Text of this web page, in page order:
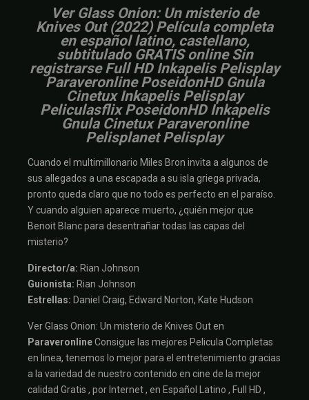
Ver Glass Onion: Un misterio de
Knives Out (2022) Película completa
en español latino, castellano,
subtitulado GRATIS online Sin
registrarse Full HD Inkapelis Pelisplay
Paraveronline PoseidonHD Gnula
Cinetux Inkapelis Pelisplay
Peliculasflix PoseidonHD Inkapelis
Gnula Cinetux Paraveronline
Pelisplanet Pelisplay
Cuando el multimillonario Miles Bron invita a algunos de
sus allegados a una escapada a su isla griega privada,
pronto queda claro que no todo es perfecto en el paraíso.
Y cuando alguien aparece muerto, ¿quién mejor que
Benoit Blanc para desentrañar todas las capas del
misterio?
Director/a: Rian Johnson
Guionista: Rian Johnson
Estrellas: Daniel Craig, Edward Norton, Kate Hudson
Ver Glass Onion: Un misterio de Knives Out en
ParaveronlineConsigue las mejores Pelicula Completas
en linea, tenemos lo mejor para el entretenimiento gracias
a la variedad de nuestro contenido en cine de la mejor
calidad Gratis , por Internet , en Español Latino , Full HD ,